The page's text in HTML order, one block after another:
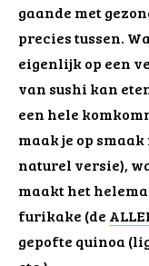
gaande met
precies tussen.
eigenlijk op een
van sushi kan
een hele
maak je op
naturel versie),
maakt het
furikake (de
gepofte quinoa